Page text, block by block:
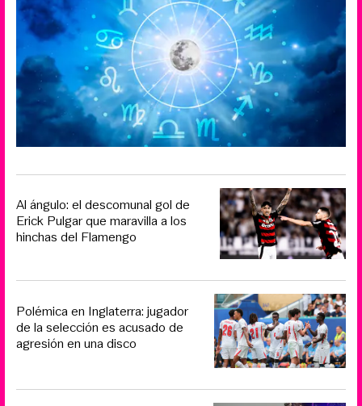
Al ángulo: el descomunal gol de
Erick Pulgar que maravilla a los
hinchas del Flamengo
Polémica en Inglaterra: jugador
de la selección es acusado de
agresión en una disco